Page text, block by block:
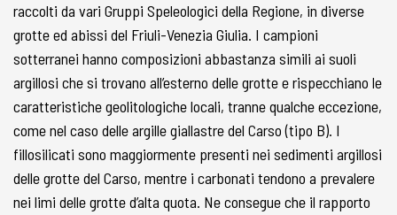
raccolti da vari Gruppi Speleologici della Regione, in diverse
grotte ed abissi del Friuli-Venezia Giulia. I campioni
sotterranei hanno composizioni abbastanza simili ai suoli
argillosi che si trovano all’esterno delle grotte e rispecchiano le
caratteristiche geolitologiche locali, tranne qualche eccezione,
come nel caso delle argille giallastre del Carso (tipo B). I
fillosilicati sono maggiormente presenti nei sedimenti argillosi
delle grotte del Carso, mentre i carbonati tendono a prevalere
nei limi delle grotte d’alta quota. Ne consegue che il rapporto